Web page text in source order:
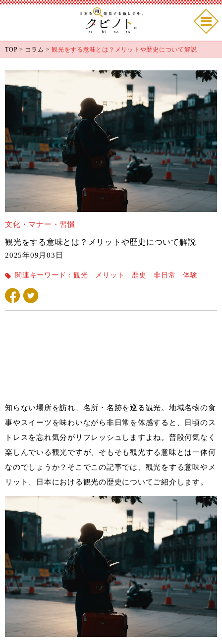
TOP > コラム > 観光をする意味とは？メリットや歴史について解説
文化・マナー・習慣
観光をする意味とは？メリットや歴史について解説
2025年09月03日
関連キーワード： 観光 メリット 歴史 非日常 体験
知らない場所を訪れ、名所・名跡を巡る観光。地域名物の食
事やスイーツを味わいながら非日常を体感すると、日頃のス
トレスを忘れ気分がリフレッシュしますよね。普段何気なく
楽しんでいる観光ですが、そもそも観光する意味とは一体何
なのでしょうか？そこでこの記事では、観光をする意味やメ
リット、日本における観光の歴史についてご紹介します。